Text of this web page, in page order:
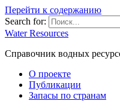
Перейти к содержанию
Search for:
Water Resources
Справочник водных
О проекте
Публикации
Запасы по странам